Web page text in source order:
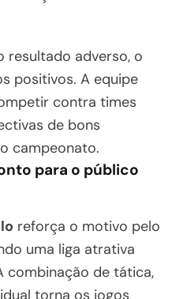
resultado adverso, o
positivos. A equipe
contra times
de bons
campeonato.
para o público
reforça o motivo pelo
uma liga atrativa
combinação de tática,